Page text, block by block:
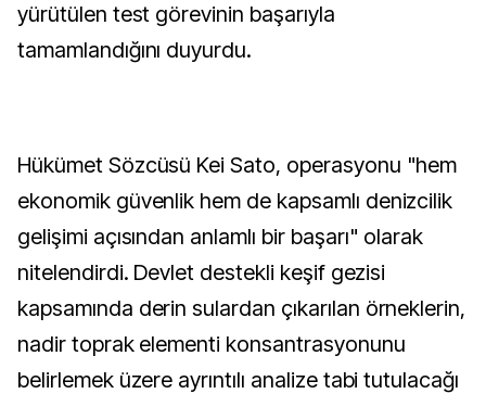
yürütülen test görevinin başarıyla
tamamlandığını duyurdu.
Hükümet Sözcüsü Kei Sato, operasyonu "hem
ekonomik güvenlik hem de kapsamlı denizcilik
gelişimi açısından anlamlı bir başarı" olarak
nitelendirdi. Devlet destekli keşif gezisi
kapsamında derin sulardan çıkarılan örneklerin,
nadir toprak elementi konsantrasyonunu
belirlemek üzere ayrıntılı analize tabi tutulacağı